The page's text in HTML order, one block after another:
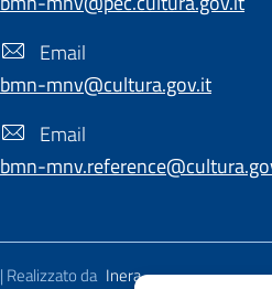
Email
bmn-mnv@cultura.gov.it
Email
bmn-
| Realizzato da Inera